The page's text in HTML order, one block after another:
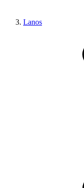
Lanos